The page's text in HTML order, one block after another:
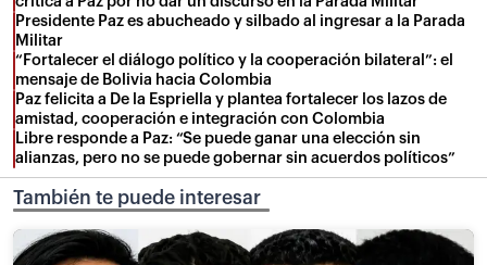
Presidente Paz es abucheado y silbado al ingresar a la Parada
Militar
“Fortalecer el diálogo político y la cooperación bilateral”: el
mensaje de Bolivia hacia Colombia
Paz felicita a De la Espriella y plantea fortalecer los lazos de
amistad, cooperación e integración con Colombia
Libre responde a Paz: “Se puede ganar una elección sin
alianzas, pero no se puede gobernar sin acuerdos políticos”
También te puede interesar